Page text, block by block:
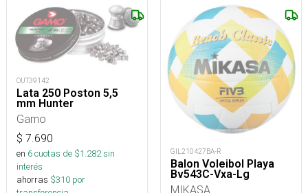
OUT39142
Lata 250 Poston 5,5
mm Hunter
Gamo
$ 7.690
en 6cuotas de $1.282sin
interés
ahorras $310 por
GIL210427BA-R
Balon Voleibol Playa
Bv543C-Vxa-Lg
MIKASA